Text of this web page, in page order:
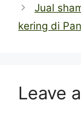
Jual
kering di
Leave